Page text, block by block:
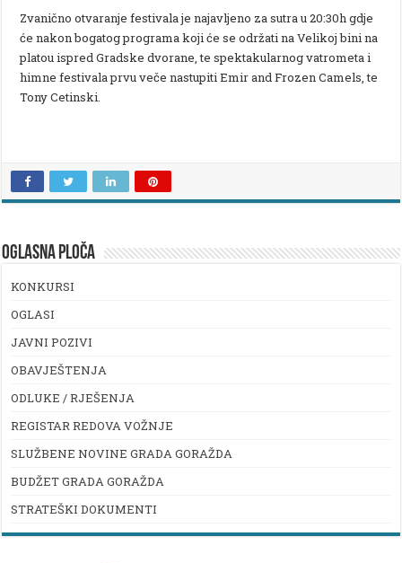
Zvanično otvaranje festivala je najavljeno za sutra u 20:30h gdje
će nakon bogatog programa koji će se održati na Velikoj bini na
platou ispred Gradske dvorane, te spektakularnog vatrometa i
himne festivala prvu veče nastupiti Emir and Frozen Camels, te
Tony Cetinski.
OGLASNA PLOČA
KONKURSI
OGLASI
JAVNI POZIVI
OBAVJEŠTENJA
ODLUKE / RJEŠENJA
REGISTAR REDOVA VOŽNJE
SLUŽBENE NOVINE GRADA GORAŽDA
BUDŽET GRADA GORAŽDA
STRATEŠKI DOKUMENTI